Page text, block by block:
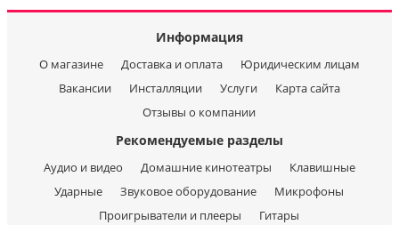
Информация
О магазине Доставка и оплата
Юридическим лицам
Вакансии
Инсталляции Услуги
Карта сайта
Отзывы о компании
Рекомендуемые разделы
Аудио и видео Домашние кинотеатры
Клавишные
Ударные
Звуковое оборудование
Микрофоны
Проигрыватели и плееры
Гитары